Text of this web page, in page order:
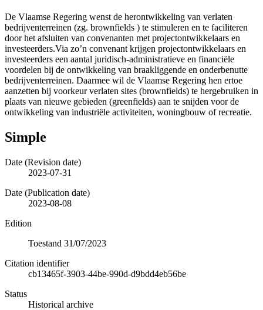
De Vlaamse Regering wenst de herontwikkeling van verlaten
bedrijventerreinen (zg. brownfields ) te stimuleren en te faciliteren
door het afsluiten van convenanten met projectontwikkelaars en
investeerders.Via zo’n convenant krijgen projectontwikkelaars en
investeerders een aantal juridisch-administratieve en financiële
voordelen bij de ontwikkeling van braakliggende en onderbenutte
bedrijventerreinen. Daarmee wil de Vlaamse Regering hen ertoe
aanzetten bij voorkeur verlaten sites (brownfields) te hergebruiken in
plaats van nieuwe gebieden (greenfields) aan te snijden voor de
ontwikkeling van industriële activiteiten, woningbouw of recreatie.
Simple
Date (Revision date)
2023-07-31
Date (Publication date)
2023-08-08
Edition
Toestand 31/07/2023
Citation identifier
cb13465f-3903-44be-990d-d9bdd4eb56be
Status
Historical archive